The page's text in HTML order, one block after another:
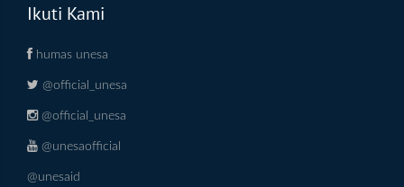
Ikuti Kami
humas unesa
@official_unesa
@official_unesa
@unesaofficial
@unesaid